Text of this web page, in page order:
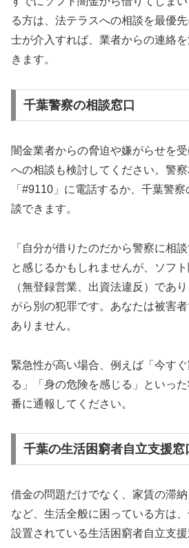
る方は、法テラスへの相談を最優
士が介入すれば、業者からの連絡
きます。
千葉警察の相談窓口
闇金業者からの脅迫や嫌がらせを
への相談も検討してください。警
「#9110」に電話するか、千葉警
談できます。
「自分が借りたのだから警察に相
と感じるかもしれませんが、ソフ
（無登録営業、出資法違反）であ
がら別の犯罪です。あなたは被害
ありません。
緊急性が高い場合、例えば「今す
る」「身の危険を感じる」といっ
番に通報してください。
千葉の生活困窮者自立支援窓
借金の問題だけでなく、家賃の滞
など、生活全般に困っている方は
設置されている生活困窮者自立支